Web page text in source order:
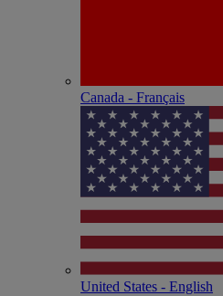
Canada - Français
United States - English